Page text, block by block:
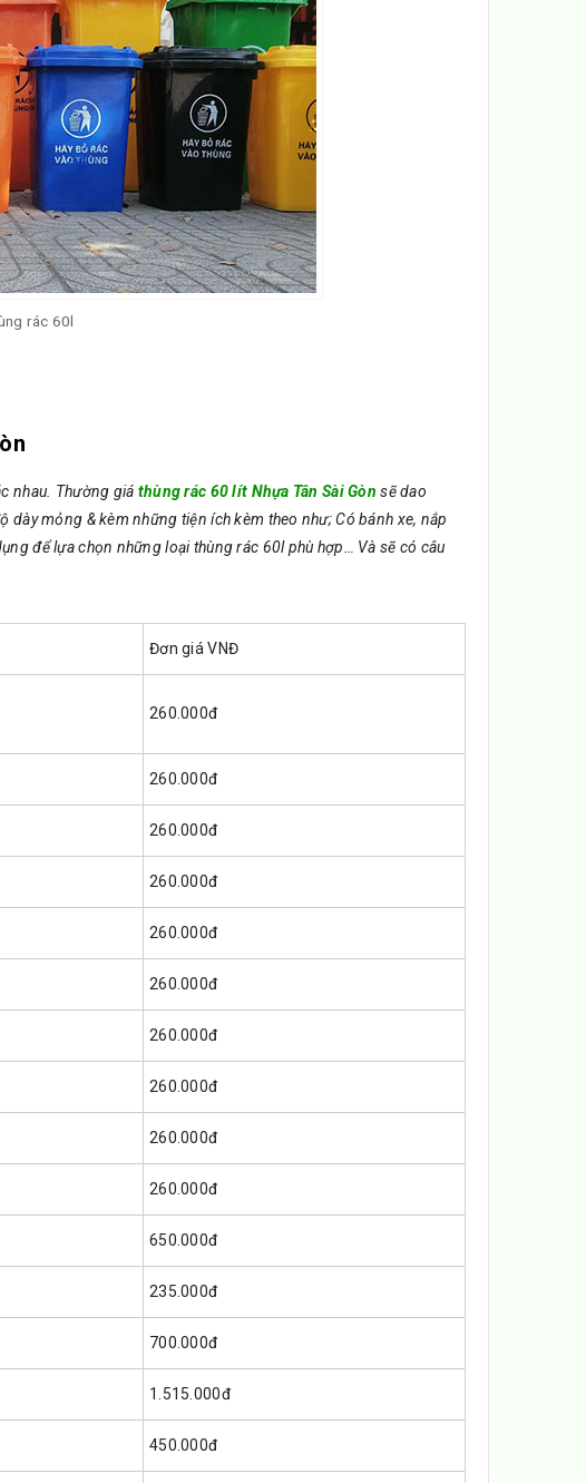
rác 60l
nhau. Thường giá thùng rác 60 lít Nhựa Tân Sài Gòn sẽ dao
mỏng & kèm những tiện ích kèm theo như; Có bánh xe, nắp
để lựa chọn những loại thùng rác 60l phù hợp… Và sẽ có câu
Đơn giá VNĐ
260.000đ
260.000đ
260.000đ
260.000đ
260.000đ
260.000đ
260.000đ
260.000đ
260.000đ
260.000đ
650.000đ
235.000đ
700.000đ
1.515.000đ
450.000đ